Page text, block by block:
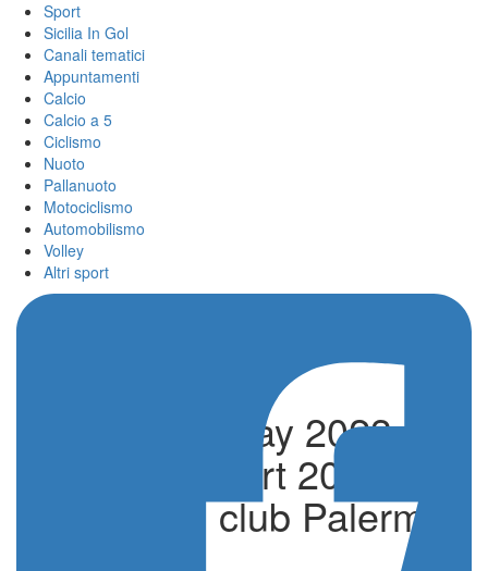
Sport
Sicilia In Gol
Canali tematici
Appuntamenti
Calcio
Calcio a 5
Ciclismo
Nuoto
Pallanuoto
Motociclismo
Automobilismo
Volley
Altri sport
Premi Fair play 2023 e
Donne e Sport 2024, il
Panathlon club Palermo